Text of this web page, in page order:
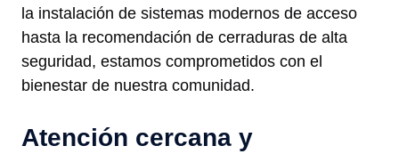
la instalación de sistemas modernos de acceso
hasta la recomendación de cerraduras de alta
seguridad, estamos comprometidos con el
bienestar de nuestra comunidad.
Atención cercana y